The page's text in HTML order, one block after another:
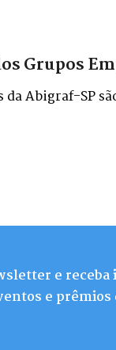
Grupos
da Abigraf-SP
e
e